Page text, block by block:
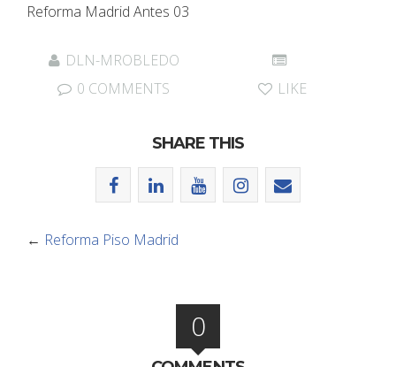
Reforma Madrid Antes 03
DLN-MROBLEDO
0 COMMENTS
LIKE
SHARE THIS
← Reforma Piso Madrid
0